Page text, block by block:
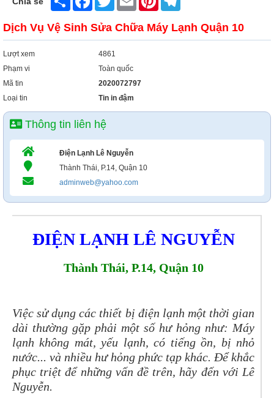
Dịch Vụ Vệ Sinh Sửa Chữa Máy Lạnh Quận 10
Lượt xem
4861
Phạm vi
Toàn quốc
Mã tin
2020072797
Loại tin
Tin in đậm
Thông tin liên hệ
Điện Lạnh Lê Nguyễn
Thành Thái, P.14, Quận 10
adminweb@yahoo.com
ĐIỆN LẠNH LÊ NGUYỄN
Thành Thái, P.14, Quận 10
Việc sử dụng các thiết bị điện lạnh một thời gian
dài thường gặp phải một số hư hỏng như: Máy
lạnh không mát, yếu lạnh, có tiếng ồn, bị nhỏ
nước... và nhiều hư hỏng phức tạp khác. Để khắc
phục triệt để những vấn đề trên, hãy đến với Lê
Nguyễn.